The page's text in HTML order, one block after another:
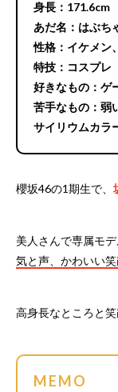
身長：171.6cm
あだ名：はぶち
性格：イケメン
特技：コスプレ
好きなもの：ゲ
苦手なもの：弱
サイリウムカラ
櫻坂46の1期生で、
美人さんで専属モ
気と声、かわいい笑
高身長なところと
MEMO